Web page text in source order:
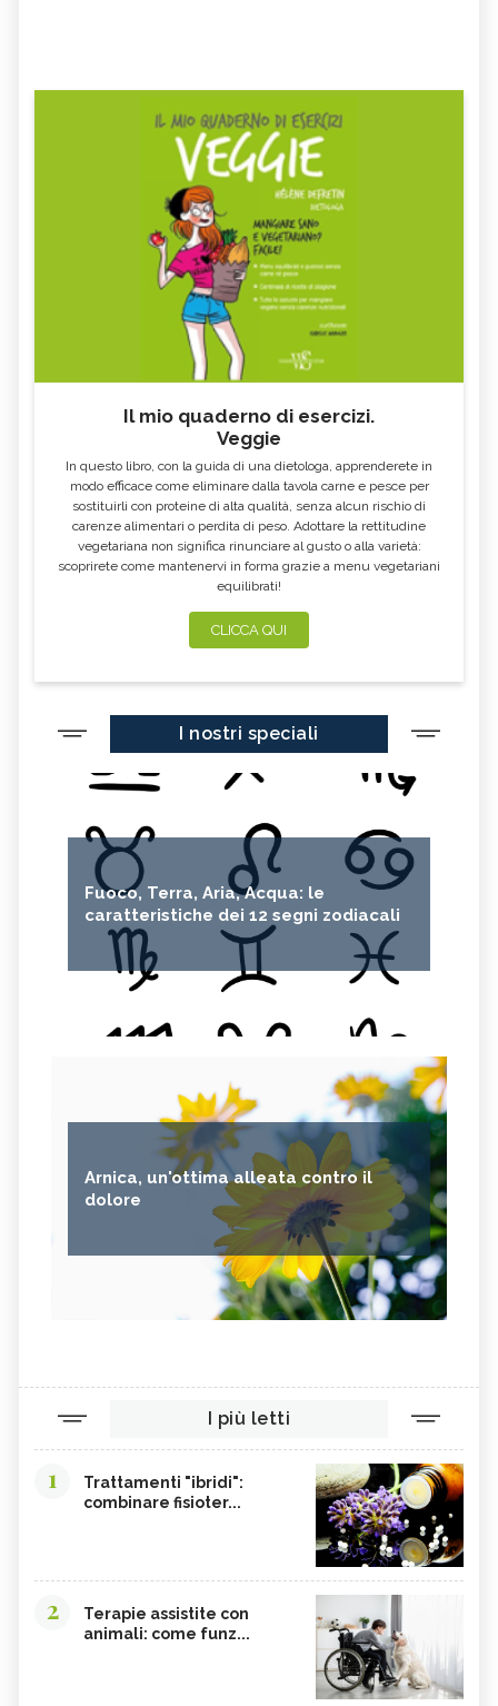
Il mio quaderno di esercizi.
Veggie
In questo libro, con la guida di una dietologa, apprenderete in
modo efficace come eliminare dalla tavola carne e pesce per
sostituirli con proteine di alta qualità, senza alcun rischio di
carenze alimentari o perdita di peso. Adottare la rettitudine
vegetariana non significa rinunciare al gusto o alla varietà:
scoprirete come mantenervi in forma grazie a menu vegetariani
equilibrati!
CLICCA QUI
I nostri speciali
Fuoco, Terra, Aria, Acqua: le
caratteristiche dei 12 segni zodiacali
Arnica, un'ottima alleata contro il
dolore
I più letti
1
Trattamenti "ibridi":
combinare fisioter...
2
Terapie assistite con
animali: come funz...